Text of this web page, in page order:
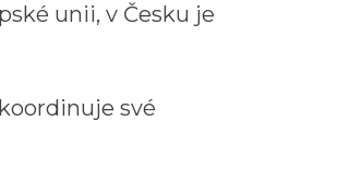
unii, v Česku je
své